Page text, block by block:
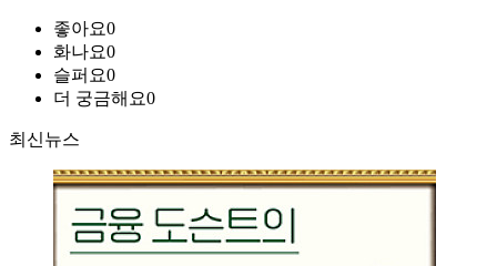
좋아요0
화나요0
슬퍼요0
더 궁금해요0
최신뉴스